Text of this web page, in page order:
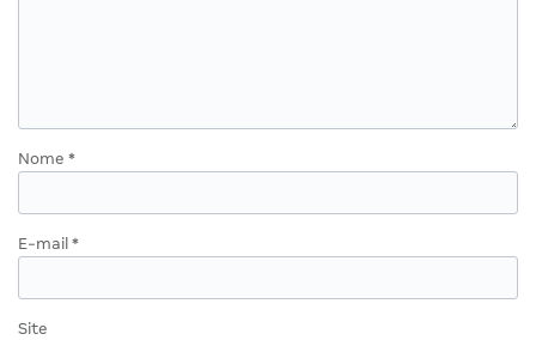
Nome *
E-mail *
Site